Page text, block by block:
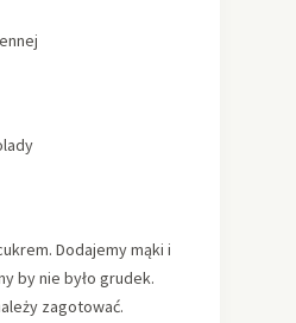
Dodajemy mąki i
by nie było grudek.
zagotować.